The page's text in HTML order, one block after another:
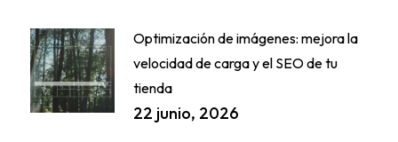
Optimización de imágenes: mejora la
velocidad de carga y el SEO de tu
tienda
22 junio, 2026